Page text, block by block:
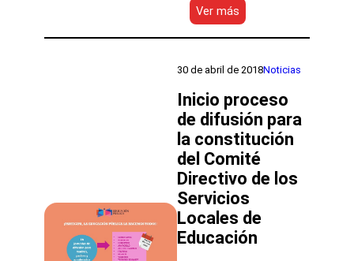
Ver más
Nueva
Educación
y
firman
convenio
para
fortalecer
los
aprendizajes
y
la
innovación
30 de abril de 2018Noticias
Inicio proceso
de difusión para
la constitución
del Comité
Directivo de los
Servicios
Locales de
Educación